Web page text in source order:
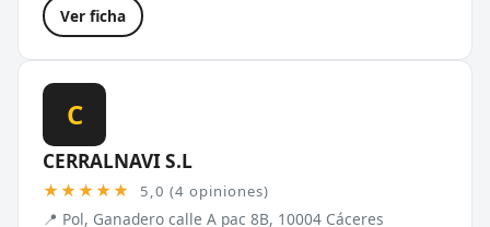
Ver ficha
C
CERRALNAVI S.L
★★★★★ 5,0 (4 opiniones)
📍 Pol, Ganadero calle A pac 8B, 10004 Cáceres